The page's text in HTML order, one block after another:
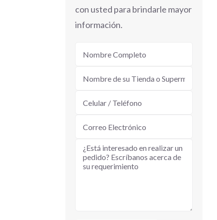
con usted para brindarle mayor
información.